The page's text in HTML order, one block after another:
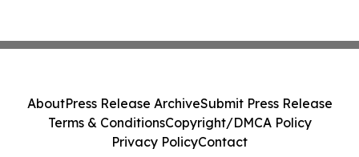
AboutPress Release ArchiveSubmit Press Release
Terms & ConditionsCopyright/DMCA Policy
Privacy PolicyContact